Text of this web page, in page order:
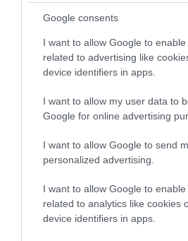
Google consents
I want to allow Google to
related to advertising like
device identifiers in apps.
I want to allow my user data to
Google for online advertising
I want to allow Google to send
personalized advertising.
I want to allow Google to
related to analytics like cookies
device identifiers in apps.
Ne maradjon le a legfrissebb